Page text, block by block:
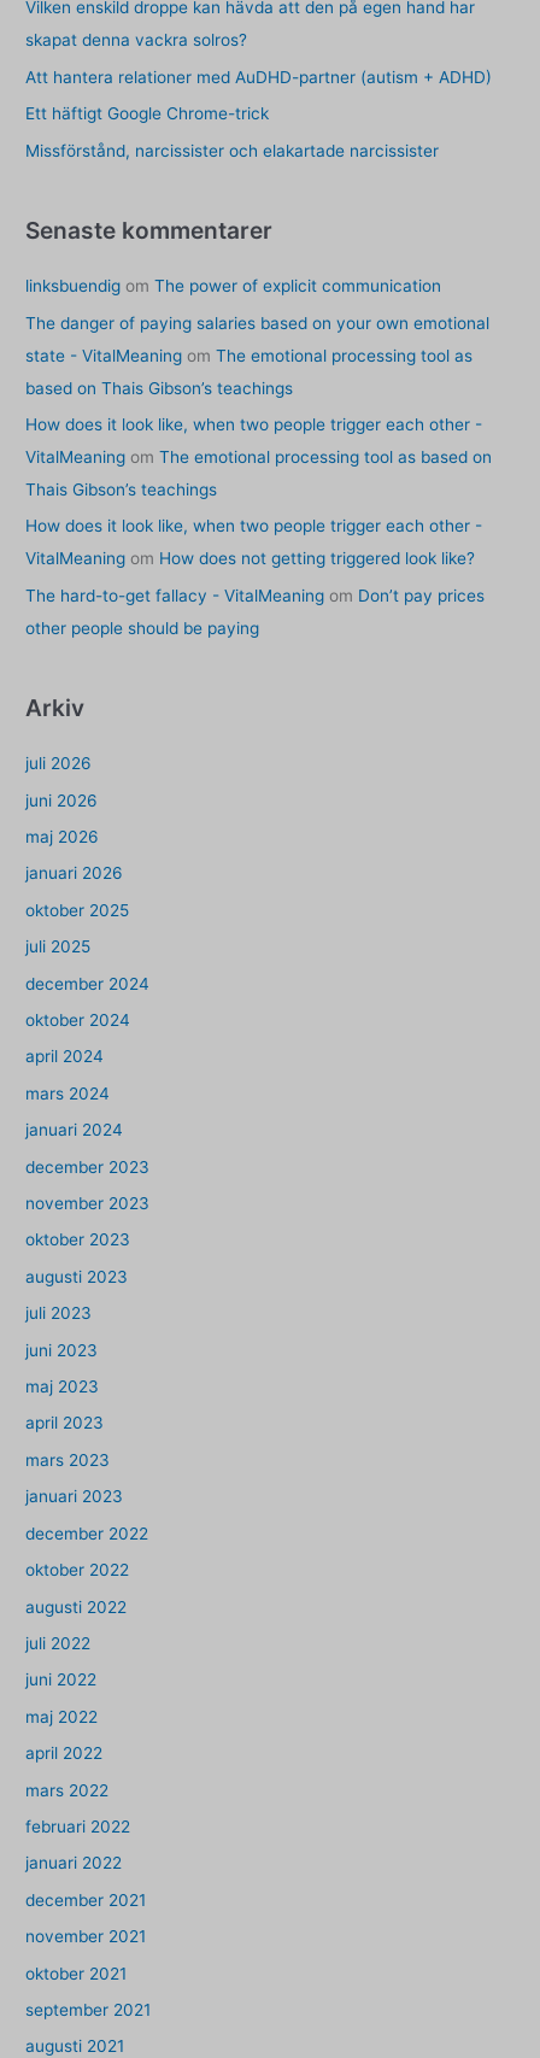
e
r
:
Vilken enskild droppe kan hävda att den på egen hand har
skapat denna vackra solros?
Att hantera relationer med AuDHD-partner (autism + ADHD)
Ett häftigt Google Chrome-trick
Missförstånd, narcissister och elakartade narcissister
Senaste kommentarer
linksbuendig omThe power of explicit communication
The danger of paying salaries based on your own emotional
state - VitalMeaning omThe emotional processing tool as
based on Thais Gibson’s teachings
How does it look like, when two people trigger each other -
VitalMeaning omThe emotional processing tool as based on
Thais Gibson’s teachings
How does it look like, when two people trigger each other -
VitalMeaning om How does not getting triggered look like?
The hard-to-get fallacy - VitalMeaning om Don’t pay prices
other people should be paying
Arkiv
juli 2026
juni 2026
maj 2026
januari 2026
oktober 2025
juli 2025
december 2024
oktober 2024
april 2024
mars 2024
januari 2024
december 2023
november 2023
oktober 2023
augusti 2023
juli 2023
juni 2023
maj 2023
april 2023
mars 2023
januari 2023
december 2022
oktober 2022
augusti 2022
juli 2022
juni 2022
maj 2022
april 2022
mars 2022
februari 2022
januari 2022
december 2021
november 2021
oktober 2021
september 2021
augusti 2021